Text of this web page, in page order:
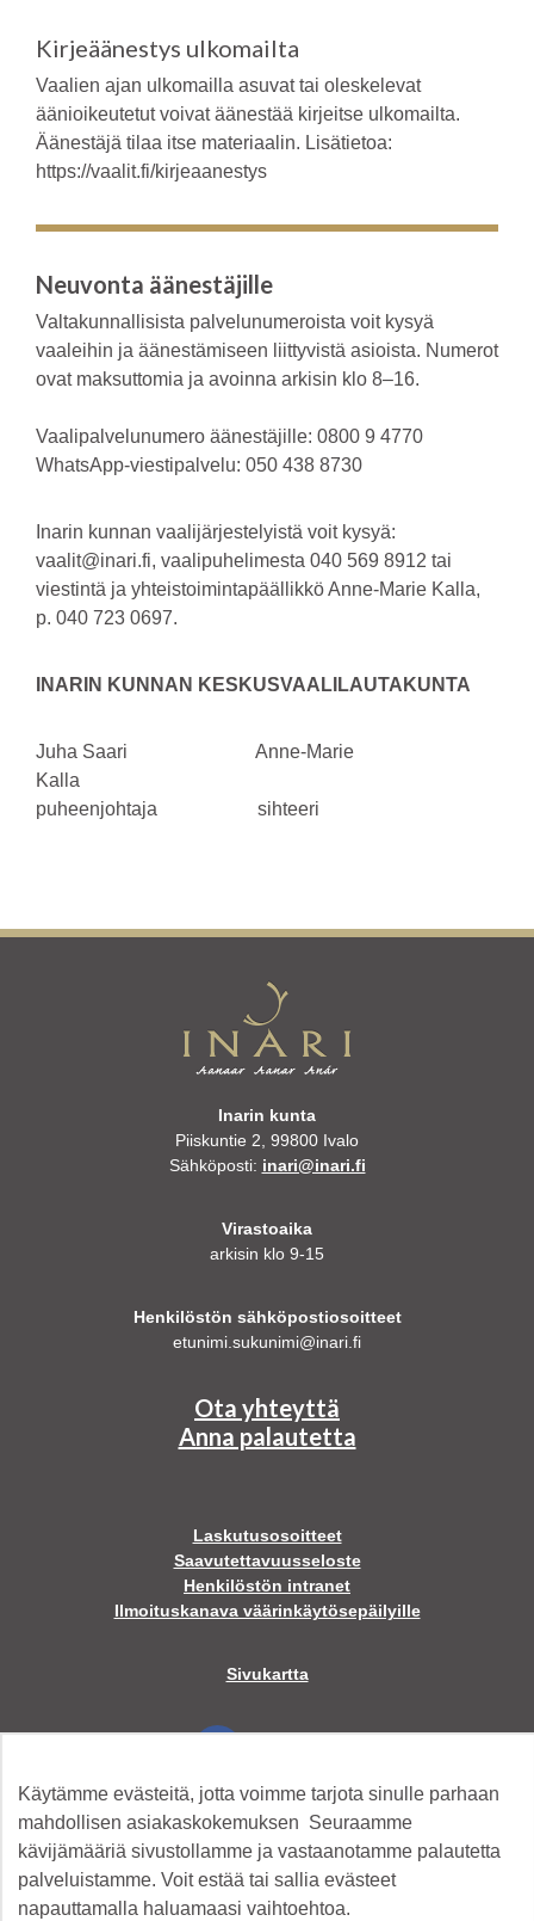
Kirjeäänestys ulkomailta
Vaalien ajan ulkomailla asuvat tai oleskelevat
äänioikeutetut voivat äänestää kirjeitse ulkomailta.
Äänestäjä tilaa itse materiaalin. Lisätietoa:
https://vaalit.fi/kirjeaanestys
Neuvonta äänestäjille
Valtakunnallisista palvelunumeroista voit kysyä
vaaleihin ja äänestämiseen liittyvistä asioista. Numerot
ovat maksuttomia ja avoinna arkisin klo 8–16.
Vaalipalvelunumero äänestäjille: 0800 9 4770
WhatsApp-viestipalvelu: 050 438 8730
Inarin kunnan vaalijärjestelyistä voit kysyä:
vaalit@inari.fi, vaalipuhelimesta 040 569 8912 tai
viestintä ja yhteistoimintapäällikkö Anne-Marie Kalla,
p. 040 723 0697.
INARIN KUNNAN KESKUSVAALILAUTAKUNTA
Juha Saari Anne-Marie
Kalla
puheenjohtaja sihteeri
Inarin kunta
Piiskuntie 2, 99800 Ivalo
Sähköposti: inari@inari.fi
Virastoaika
arkisin klo 9-15
Henkilöstön sähköpostiosoitteet
etunimi.sukunimi@inari.fi
Ota yhteyttä
Anna palautetta
Laskutusosoitteet
Saavutettavuusseloste
Henkilöstön intranet
Ilmoituskanava väärinkäytösepäilyille
Sivukartta
Twitter
Instagram
Käytämme evästeitä, jotta voimme tarjota sinulle parhaan
mahdollisen asiakaskokemuksen Seuraamme
kävijämääriä sivustollamme ja vastaanotamme palautetta
palveluistamme. Voit estää tai sallia evästeet
napauttamalla haluamaasi vaihtoehtoa.